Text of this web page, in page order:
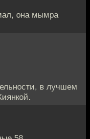
она мымра
в лучшем